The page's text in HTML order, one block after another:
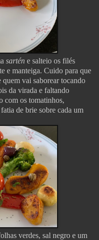
sartén e salteio os filés
e manteiga. Cuido para que
vai saborear tocando
da virada e faltando
com os tomatinhos,
de brie sobre cada um
verdes, sal negro e um